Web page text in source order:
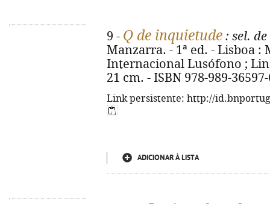
9 - Q de inquietude : sel.
Manzarra. - 1ª ed. - Lisboa
Internacional Lusófono ;
21 cm. - ISBN 978-989-
Link persistente: http://
ADICIONAR À LISTA